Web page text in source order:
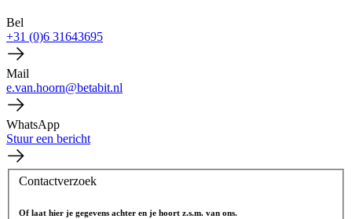
Bel
+31 (0)6 31643695
Mail
e.van.hoorn@betabit.nl
WhatsApp
Stuur een bericht
Contactverzoek
Of laat hier je gegevens achter en je hoort z.s.m. van ons.